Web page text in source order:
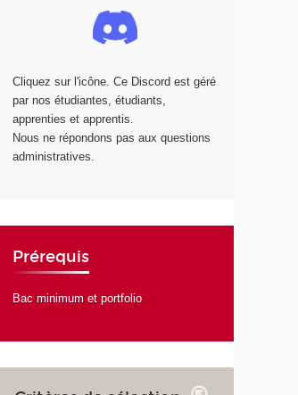
Cliquez sur l'icône. Ce Discord est géré
par nos étudiantes, étudiants,
apprenties et apprentis.
Nous ne répondons pas aux questions
administratives.
Prérequis
Bac minimum et portfolio